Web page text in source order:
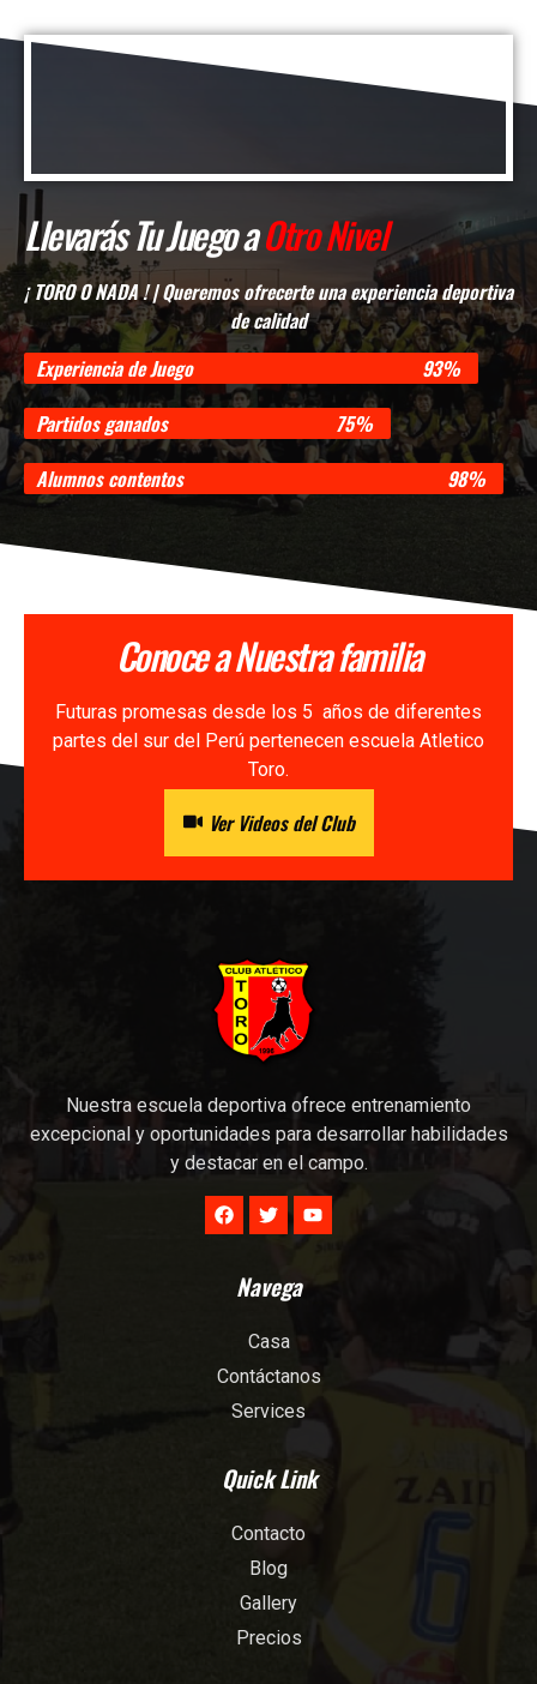
Llevarás Tu Juego aOtro Nivel​
¡ TORO O NADA ! | Queremos ofrecerte una experiencia deportiva
de calidad
Experiencia de Juego
93%
Partidos ganados
75%
Alumnos contentos
98%
Conoce a Nuestra familia
Futuras promesas desde los 5 años de diferentes
partes del sur del Perú pertenecen escuela Atletico
Toro.
Ver Videos del Club
Nuestra escuela deportiva ofrece entrenamiento
excepcional y oportunidades para desarrollar habilidades
y destacar en el campo.
Navega
Casa
Contáctanos
Services
Quick Link
Contacto
Blog
Gallery
Precios